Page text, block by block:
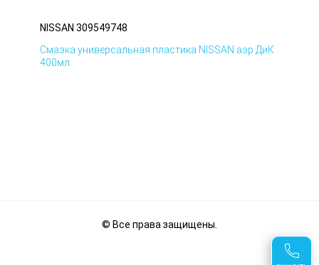
NISSAN 309549748
Смазка универсальная пластика NISSAN аэр ДиК
400мл
© Все права защищены.